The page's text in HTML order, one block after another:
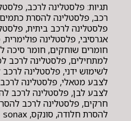
תגיות: פלסטלינה לרכב,
רכב, פלסטלינה להסרת
פלסטלינה לרכב ביתית,
אגרסיבי, פלסטלינה
חומרים שוחקים, חומר סיכה
למתחילים, פלסטלינה לרכב
לשימוש ידני, פלסטלינה
לצבע מטאלי, פלסטלינה
לצבע לבן, פלסטלינה לרכב
חרקים, פלסטלינה לרכב
להסרת חלודה, סונקס, sonax